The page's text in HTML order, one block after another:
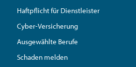
Haftpflicht für Dienstleister
Cyber-Versicherung
Ausgewählte Berufe
Schaden melden